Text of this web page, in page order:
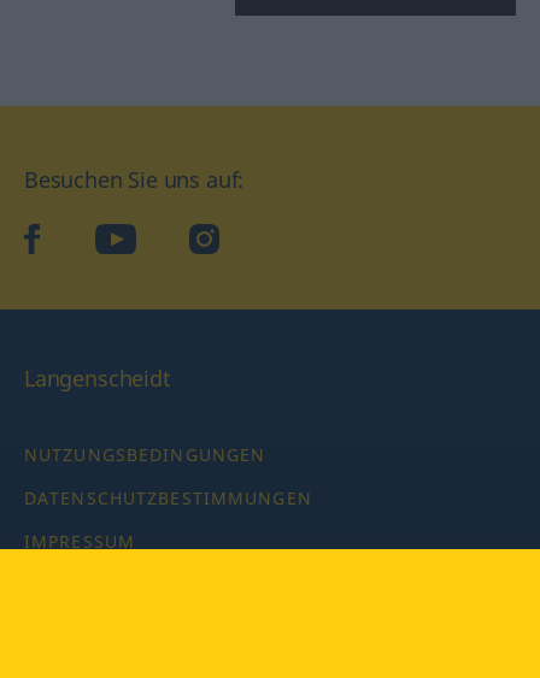
Besuchen Sie uns auf:
facebookYouTube Instagram
Langenscheidt
NUTZUNGSBEDINGUNGEN
DATENSCHUTZBESTIMMUNGEN
IMPRESSUM